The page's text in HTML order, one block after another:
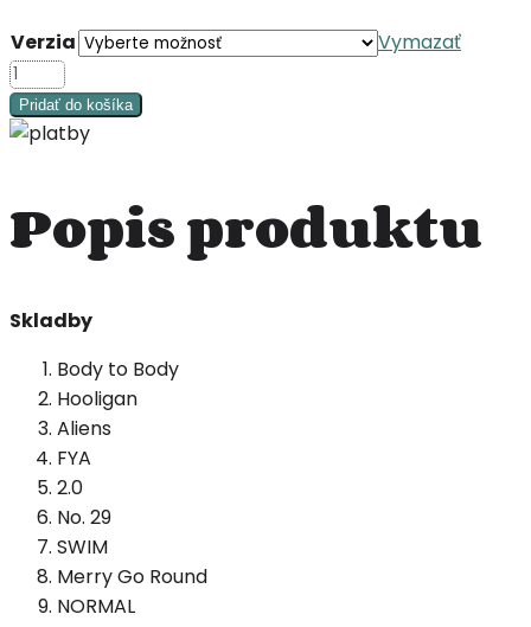
Verzia
Vymazať
množstvo
BTS
-
(Standard
ver.)
Pridať do košíka
Popis produktu
Skladby
Body to Body
Hooligan
Aliens
FYA
2.0
No. 29
SWIM
Merry Go Round
NORMAL